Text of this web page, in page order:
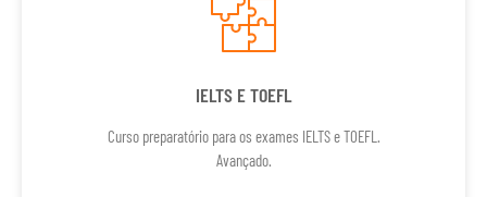
IELTS E TOEFL
Curso preparatório para os exames IELTS e TOEFL.
Avançado.